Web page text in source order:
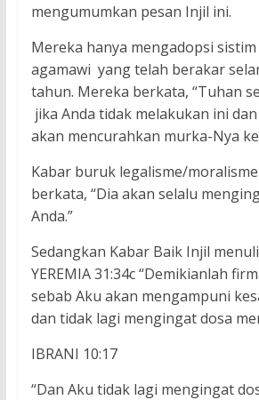
mengumumkan pesan Injil ini.
Mereka hanya mengadopsi
agamawi yang telah berakar
tahun. Mereka berkata, “Tuhan
jika Anda tidak melakukan ini
akan mencurahkan murka-Nya
Kabar buruk legalisme/
berkata, “Dia akan selalu
Anda.”
Sedangkan Kabar Baik Injil
YEREMIA 31:34c “Demikianlah
sebab Aku akan mengampuni
dan tidak lagi mengingat dosa
IBRANI 10:17
“Dan Aku tidak lagi mengingat